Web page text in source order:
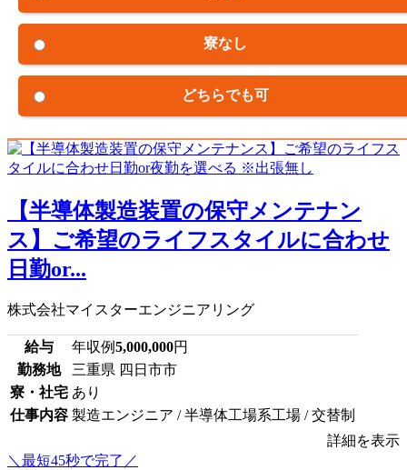
寮なし
どちらでも可
【半導体製造装置の保守メンテナン
ス】ご希望のライフスタイルに合わせ
日勤or...
株式会社マイスターエンジニアリング
給与 年収例5,000,000円
勤務地
三重県 四日市市
寮・社宅 あり
仕事内容 製造エンジニア / 半導体工場系工場 / 交替制
詳細を表示
＼最短45秒で完了／